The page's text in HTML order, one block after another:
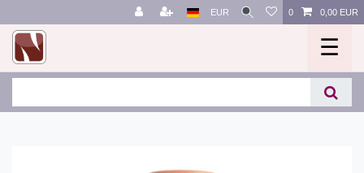
EUR 0 0,00 EUR
☰